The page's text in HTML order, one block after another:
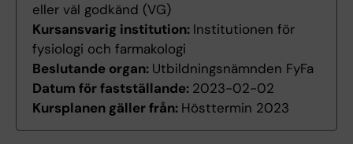
eller väl godkänd (VG)
Kursansvarig institution: Institutionen för
fysiologi och farmakologi
Beslutande organ: Utbildningsnämnden FyFa
Datum för fastställande: 2023-02-02
Kursplanen gäller från: Hösttermin 2023